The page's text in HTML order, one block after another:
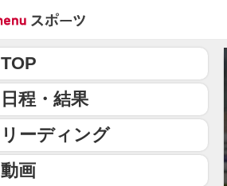
TOP
日程・結果
リーディング
動画